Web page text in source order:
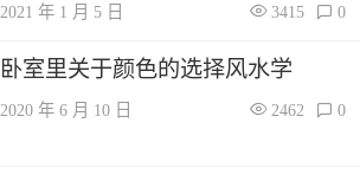
2021 年 1 月 5 日 3415 0
卧室里关于颜色的选择风水学
2020 年 6 月 10 日 2462 0